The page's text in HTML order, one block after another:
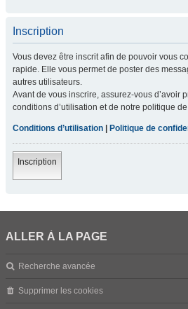
Inscription
Vous devez être inscrit afin de pouvoir vous
rapide. Elle vous permet de poster des
autres utilisateurs.
Avant de vous inscrire, assurez-vous d’avoir
conditions d’utilisation et de notre politique
Conditions d’utilisation Politique de
Inscription
ALLER À LA PAGE
Recherche avancée
Supprimer les cookies